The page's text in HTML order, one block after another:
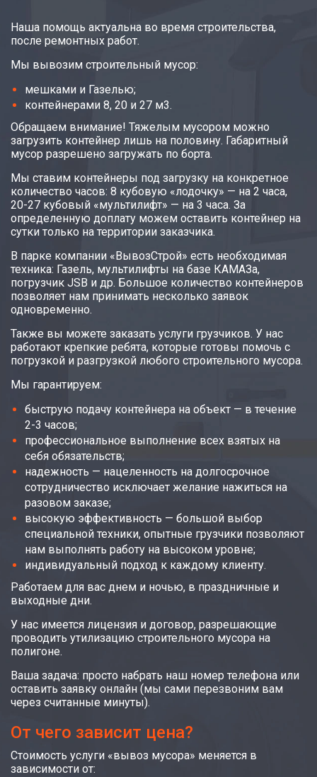
Наша помощь актуальна во время строительства,
после ремонтных работ.
Мы вывозим строительный мусор:
мешками и Газелью;
контейнерами 8, 20 и 27 м3.
Обращаем внимание! Тяжелым мусором можно
загрузить контейнер лишь на половину. Габаритный
мусор разрешено загружать по борта.
Мы ставим контейнеры под загрузку на конкретное
количество часов: 8 кубовую «лодочку» — на 2 часа,
20-27 кубовый «мультилифт» — на 3 часа. За
определенную доплату можем оставить контейнер на
сутки только на территории заказчика.
В парке компании «ВывозСтрой» есть необходимая
техника: Газель, мультилифты на базе КАМАЗа,
погрузчик JSB и др. Большое количество контейнеров
позволяет нам принимать несколько заявок
одновременно.
Также вы можете заказать услуги грузчиков. У нас
работают крепкие ребята, которые готовы помочь с
погрузкой и разгрузкой любого строительного мусора.
Мы гарантируем:
быструю подачу контейнера на объект — в течение
2-3 часов;
профессиональное выполнение всех взятых на
себя обязательств;
надежность — нацеленность на долгосрочное
сотрудничество исключает желание нажиться на
разовом заказе;
высокую эффективность — большой выбор
специальной техники, опытные грузчики позволяют
нам выполнять работу на высоком уровне;
индивидуальный подход к каждому клиенту.
Работаем для вас днем и ночью, в праздничные и
выходные дни.
У нас имеется лицензия и договор, разрешающие
проводить утилизацию строительного мусора на
полигоне.
Ваша задача: просто набрать наш номер телефона или
оставить заявку онлайн (мы сами перезвоним вам
через считанные минуты).
От чего зависит цена?
Стоимость услуги «вывоз мусора» меняется в
зависимости от: